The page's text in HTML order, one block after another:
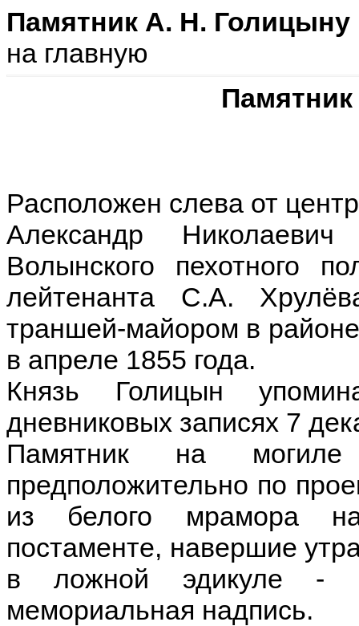
Памятник А. Н. Голицыну
на главную
Расположен слева от
Александр
Волынского пехотного
лейтенанта С.А.
траншей-майором в районе
в апреле 1855 года.
Князь Голицын
дневниковых записях 7
Памятник на
предположительно по
из белого мрамора
постаменте, навершие
в ложной эдикуле -
мемориальная надпись.